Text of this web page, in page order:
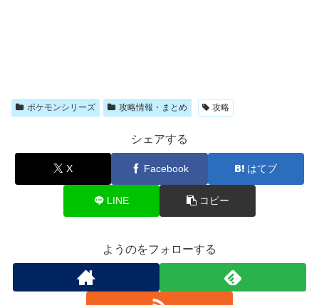
ポケモンシリーズ 攻略情報・まとめ 攻略
シェアする
X Facebook はてブ
LINE コピー
ようのをフォローする